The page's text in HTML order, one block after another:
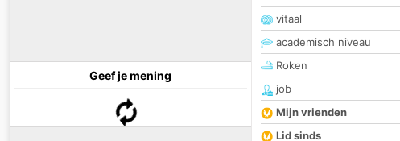
Geef je mening
vitaal
academisch niveau
Roken
job
Mijn vrienden
Lid sinds